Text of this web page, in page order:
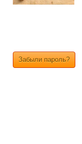
Забыли пароль?